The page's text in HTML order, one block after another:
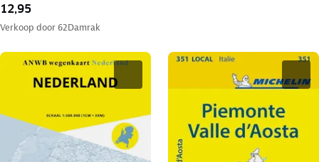
12,95
Verkoop door 62Damrak